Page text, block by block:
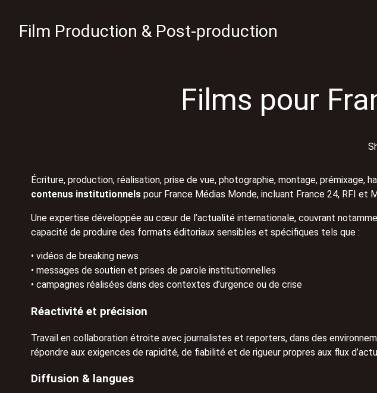
ContentFilm Production & Post-production
Films pour
Écriture, production, réalisation, prise de vue, photographie, montage, prémixage,
contenus institutionnels pour France Médias Monde, incluant France 24, RFI et
Une expertise développée au cœur de l’actualité internationale, couvrant
capacité de produire des formats éditoriaux sensibles et spécifiques tels que :
• vidéos de breaking news
• messages de soutien et prises de parole institutionnelles
• campagnes réalisées dans des contextes d’urgence ou de crise
Réactivité et précision
Travail en collaboration étroite avec journalistes et reporters, dans des
répondre aux exigences de rapidité, de fiabilité et de rigueur propres aux flux
Diffusion & langues